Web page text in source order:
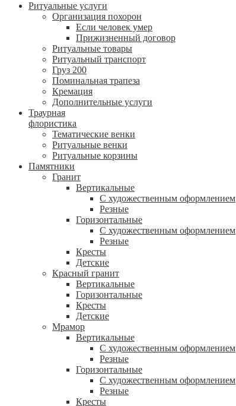
Ритуальные услуги
Организация похорон
Если человек умер
Прижизненный договор
Ритуальные товары
Ритуальный транспорт
Груз 200
Поминальная трапеза
Кремация
Дополнительные услуги
Траурная
флористика
Тематические венки
Ритуальные венки
Ритуальные корзины
Памятники
Гранит
Вертикальные
С художественным оформлением
Резные
Горизонтальные
С художественным оформлением
Резные
Кресты
Детские
Красный гранит
Вертикальные
Горизонтальные
Кресты
Детские
Мрамор
Вертикальные
С художественным оформлением
Резные
Горизонтальные
С художественным оформлением
Резные
Кресты